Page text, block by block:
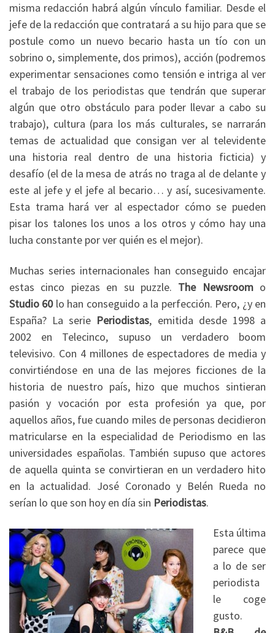
misma redacción habrá algún vínculo familiar. Desde el
jefe de la redacción que contratará a su hijo para que se
postule como un nuevo becario hasta un tío con un
sobrino o, simplemente, dos primos), acción (podremos
experimentar sensaciones como tensión e intriga al ver
el trabajo de los periodistas que tendrán que superar
algún que otro obstáculo para poder llevar a cabo su
trabajo), cultura (para los más culturales, se narrarán
temas de actualidad que consigan ver al televidente
una historia real dentro de una historia ficticia) y
desafío (el de la mesa de atrás no traga al de delante y
este al jefe y el jefe al becario… y así, sucesivamente.
Esta trama hará ver al espectador cómo se pueden
pisar los talones los unos a los otros y cómo hay una
lucha constante por ver quién es el mejor).
Muchas series internacionales han conseguido encajar
estas cinco piezas en su puzzle. The Newsroomo
Studio 60lo han conseguido a la perfección. Pero, ¿y en
España? La serie Periodistas, emitida desde 1998 a
2002 en Telecinco, supuso un verdadero boom
televisivo. Con 4 millones de espectadores de media y
convirtiéndose en una de las mejores ficciones de la
historia de nuestro país, hizo que muchos sintieran
pasión y vocación por esta profesión ya que, por
aquellos años, fue cuando miles de personas decidieron
matricularse en la especialidad de Periodismo en las
universidades españolas. También supuso que actores
de aquella quinta se convirtieran en un verdadero hito
en la actualidad. José Coronado y Belén Rueda no
serían lo que son hoy en día sin Periodistas.
Esta última
parece que
a lo de ser
periodista
le coge
gusto.